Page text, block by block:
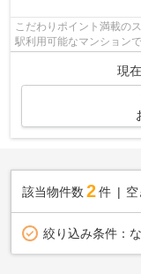
こだわりポイント満載の
駅利用可能なマンション
現
該当物件数 2件 空
絞り込み条件：